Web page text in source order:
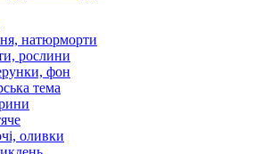
натюрморти
рослини
фон
тема
оливки